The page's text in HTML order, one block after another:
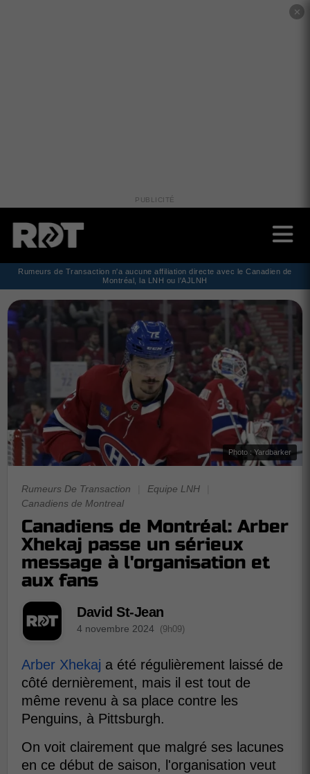
✕
PUBLICITÉ
Rumeurs de Transaction n'a aucune affiliation directe avec le Canadien de
Montréal, la LNH ou l'AJLNH
Photo : Yardbarker
Rumeurs De Transaction Equipe LNH
Canadiens de Montreal
Canadiens de Montréal: Arber
Xhekaj passe un sérieux
message à l'organisation et
aux fans
David St-Jean
4 novembre 2024 (9h09)
Arber Xhekaj a été régulièrement laissé de
côté dernièrement, mais il est tout de
même revenu à sa place contre les
Penguins, à Pittsburgh.
On voit clairement que malgré ses lacunes
en ce début de saison, l'organisation veut